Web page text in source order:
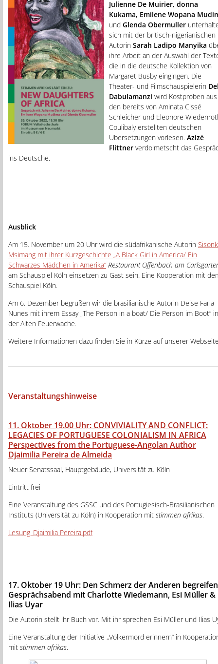
Julienne De Muirier, donna
Kukama, Emilene Wopana
und Glenda Obermuller
sich mit der britisch-nigerianischen
Autorin Sarah Ladipo Manyika
ihre Arbeit an der Auswahl der
die in die deutsche Kollektion von
Margaret Busby eingingen. Die
Theater- und Filmschauspielerin
Dabulamanzi wird Kostproben aus
den bereits von Aminata Cissé
Schleicher und Eleonore
Coulibaly erstellten deutschen
Übersetzungen vorlesen. Azizè
Flittner verdolmetscht das
ins Deutsche.
Ausblick
Am 15. November um 20 Uhr wird die südafrikanische Autorin
Msimang mit ihrer Kurzgeschichte „A Black Girl in America/ Ein
Schwarzes Mädchen in Amerika“ Restaurant Offenbach am
am Schauspiel Köln einsetzen zu Gast sein. Eine Kooperation mit
Schauspiel Köln.
Am 6. Dezember begrüßen wir die brasilianische Autorin Deise Faria
Nunes mit ihrem Essay „The Person in a boat/ Die Person im Boot“ in
der Alten Feuerwache.
Weitere Informationen dazu finden Sie in Kürze auf unserer
Veranstaltungshinweise
11. Oktober 19.00 Uhr: CONVIVIALITY AND CONFLICT:
LEGACIES OF PORTUGUESE COLONIALISM IN AFRICA
Perspectives from the Portuguese-Angolan Author
Djaimilia Pereira de Almeida
Neuer Senatssaal, Hauptgebäude, Universität zu Köln
Eintritt frei
Eine Veranstaltung des GSSC und des Portugiesisch-Brasilianischen
Instituts (Universität zu Köln) in Kooperation mit stimmen afrikas.
Lesung_Djaimilia Pereira.pdf
17. Oktober 19 Uhr: Den Schmerz der Anderen
Gesprächsabend mit Charlotte Wiedemann, Esi Müller &
Ilias Uyar
Die Autorin stellt ihr Buch vor. Mit ihr sprechen Esi Müller und Ilias
Eine Veranstaltung der Initiative „Völkermord erinnern“ in
mit stimmen afrikas.